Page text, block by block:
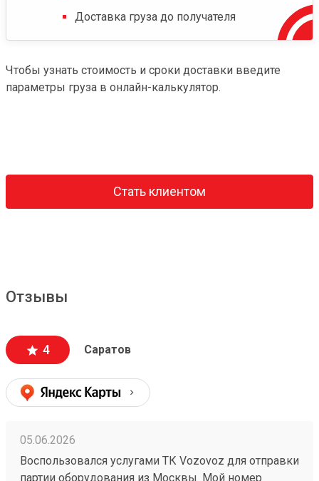
Доставка груза до получателя
Чтобы узнать стоимость и сроки доставки введите
параметры груза в онлайн-калькулятор.
Стать клиентом
Отзывы
4 Саратов
05.06.2026
Воспользовался услугами ТК Vozovoz для отправки
партии оборудования из Москвы. Мой номер